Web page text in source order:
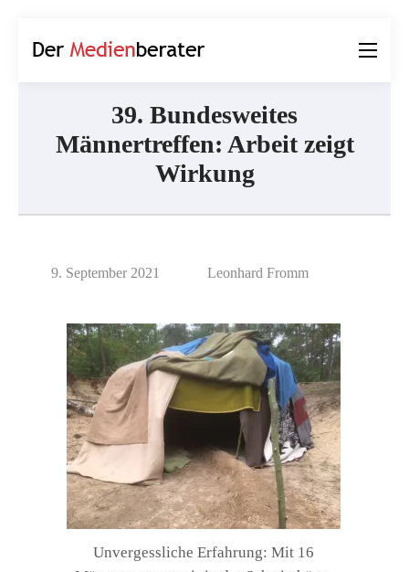
39. Bundesweites
Männertreffen: Arbeit zeigt
Wirkung
9. September 2021 Leonhard Fromm
Unvergessliche Erfahrung: Mit 16